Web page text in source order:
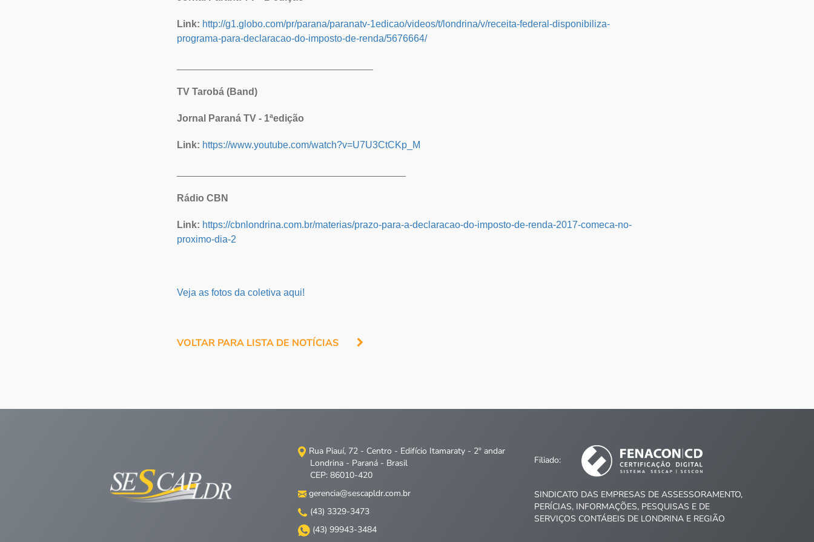
Link: http://g1.globo.com/pr/parana/paranatv-1edicao/videos/t/londrina/v/receita-federal-disponibiliza-
programa-para-declaracao-do-imposto-de-renda/5676664/
TV Tarobá (Band)
Jornal Paraná TV - 1ªedição
Link: https://www.youtube.com/watch?v=U7U3CtCKp_M
Rádio CBN
Link: https://cbnlondrina.com.br/materias/prazo-para-a-declaracao-do-imposto-de-renda-2017-comeca-no-
proximo-dia-2
Veja as fotos da coletiva aqui!
VOLTAR PARA LISTA DE NOTÍCIAS
Rua Piauí, 72 - Centro - Edifício Itamaraty - 2º andar
Londrina - Paraná - Brasil
CEP: 86010-420
gerencia@sescapldr.com.br
(43) 3329-3473
(43) 99943-3484
Filiado:
SINDICATO DAS EMPRESAS DE ASSESSORAMENTO,
PERÍCIAS, INFORMAÇÕES, PESQUISAS E DE
SERVIÇOS CONTÁBEIS DE LONDRINA E REGIÃO